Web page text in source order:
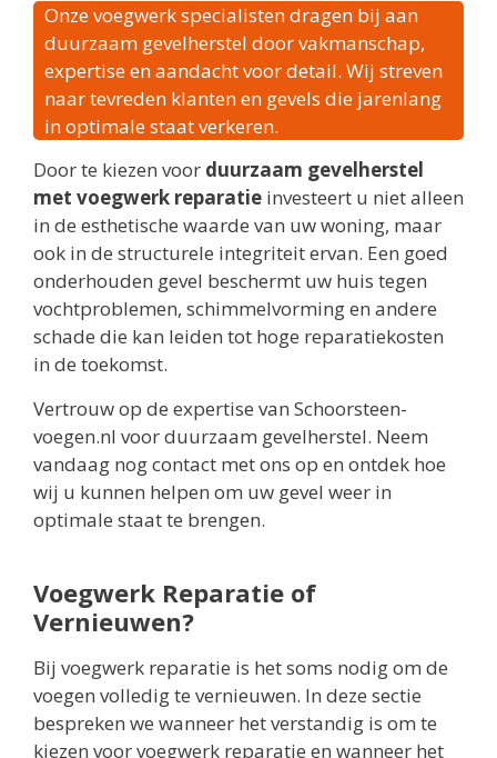
Onze voegwerk specialisten dragen bij aan
duurzaam gevelherstel door vakmanschap,
expertise en aandacht voor detail. Wij streven
naar tevreden klanten en gevels die jarenlang
in optimale staat verkeren.
Door te kiezen voor duurzaam gevelherstel
met voegwerk reparatie investeert u niet alleen
in de esthetische waarde van uw woning, maar
ook in de structurele integriteit ervan. Een goed
onderhouden gevel beschermt uw huis tegen
vochtproblemen, schimmelvorming en andere
schade die kan leiden tot hoge reparatiekosten
in de toekomst.
Vertrouw op de expertise van Schoorsteen-
voegen.nl voor duurzaam gevelherstel. Neem
vandaag nog contact met ons op en ontdek hoe
wij u kunnen helpen om uw gevel weer in
optimale staat te brengen.
Voegwerk Reparatie of
Vernieuwen?
Bij voegwerk reparatie is het soms nodig om de
voegen volledig te vernieuwen. In deze sectie
bespreken we wanneer het verstandig is om te
kiezen voor voegwerk reparatie en wanneer het